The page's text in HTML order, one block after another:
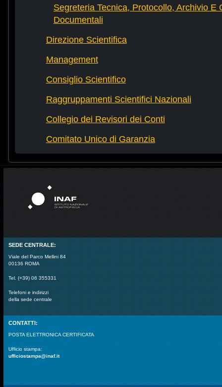
Segreteria Tecnica, Protocollo, Archivio E
Documentali
Direzione Scientifica
Management
Consiglio Scientifico
Raggruppamenti Scientifici Nazionali
Collegio dei Revisori dei Conti
Comitato Unico di Garanzia
SEDE CENTRALE:
Viale del Parco Mellini 84
00136 ROMA
Tel. (+39) 06 355331
Telefoni e indirizzi
della sede centrale
CONTATTI:
POSTA ELETTRONICA CERTIFICATA
Ufficio stampa:
ufficiostampa@inaf.it